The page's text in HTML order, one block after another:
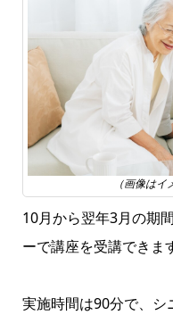
（画像はイ
10月から翌年3月の期
ーで講座を受講できま
実施時間は90分で、シ